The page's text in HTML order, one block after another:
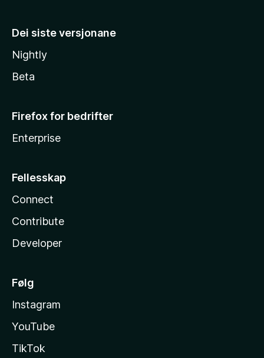
Dei siste versjonane
Nightly
Beta
Firefox for bedrifter
Enterprise
Fellesskap
Connect
Contribute
Developer
Følg
Instagram
YouTube
TikTok